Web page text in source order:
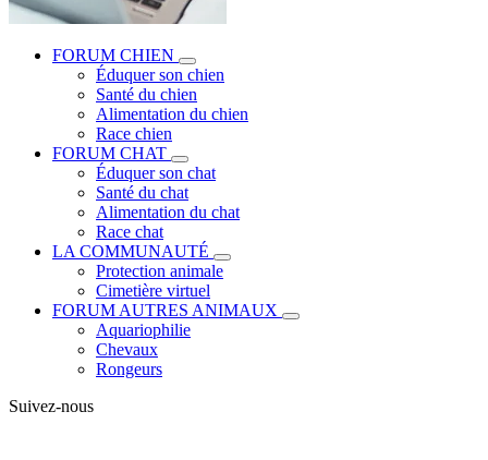
FORUM CHIEN
Éduquer son chien
Santé du chien
Alimentation du chien
Race chien
FORUM CHAT
Éduquer son chat
Santé du chat
Alimentation du chat
Race chat
LA COMMUNAUTÉ
Protection animale
Cimetière virtuel
FORUM AUTRES ANIMAUX
Aquariophilie
Chevaux
Rongeurs
Suivez-nous